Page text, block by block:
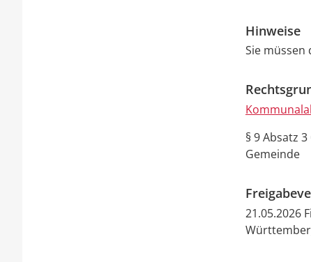
Hinweise
Sie müssen
§ 9 Absatz
Gemeinde
21.05.2026